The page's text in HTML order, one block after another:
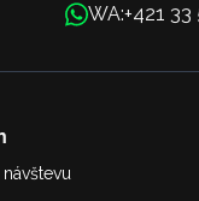
WA:+421